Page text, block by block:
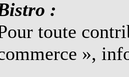
:
toute
»,